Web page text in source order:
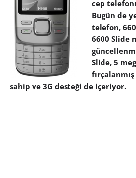
cep
Bugün de
telefon,
6600 Slide
Slide, 5
sahip ve 3G desteği de içeriyor.